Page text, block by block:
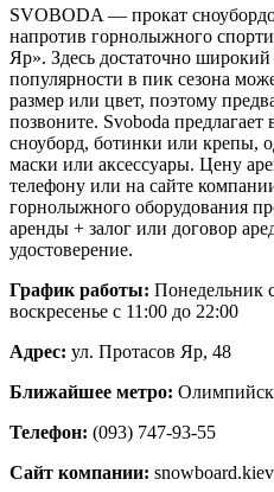
SVOBODA — прокат
напротив горнолыжного
Яр». Здесь достаточно широкий
популярности в пик сезона
размер или цвет, поэтому
позвоните. Svoboda
сноуборд, ботинки или крепы,
маски или аксессуары. Цену
телефону или на сайте
горнолыжного оборудования
аренды + залог или договор
удостоверение.
График работы: Понедельник
воскресенье с 11:00 до 22:00
Адрес: ул. Протасов Яр, 48
Ближайшее метро:
Телефон: (093) 747-93-55
Сайт компании: